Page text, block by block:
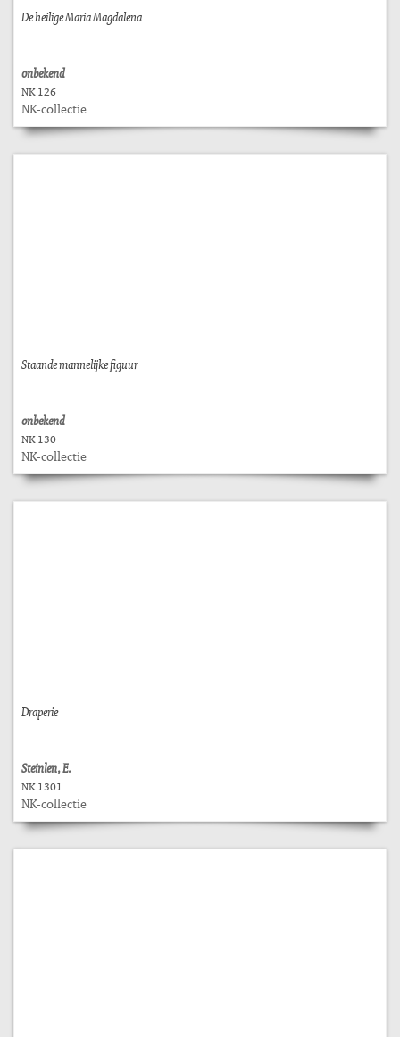
De heilige Maria Magdalena
onbekend
NK 126
NK-collectie
Staande mannelijke figuur
onbekend
NK 130
NK-collectie
Draperie
Steinlen, E.
NK 1301
NK-collectie